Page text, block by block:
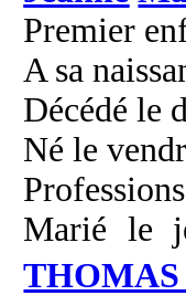
Premier
A sa
Décédé le
Né le
Marié le